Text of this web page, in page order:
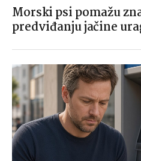
Morski psi pomažu
predviđanju jačine